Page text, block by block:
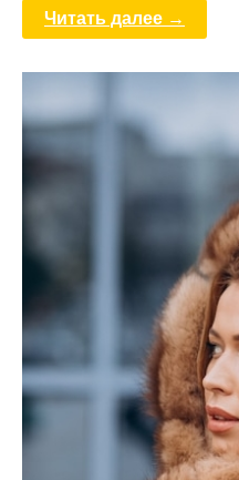
Читать далее →